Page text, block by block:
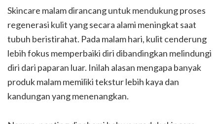
Skincare malam dirancang untuk mendukung proses
regenerasi kulit yang secara alami meningkat saat
tubuh beristirahat. Pada malam hari, kulit cenderung
lebih fokus memperbaiki diri dibandingkan melindungi
diri dari paparan luar. Inilah alasan mengapa banyak
produk malam memiliki tekstur lebih kaya dan
kandungan yang menenangkan.